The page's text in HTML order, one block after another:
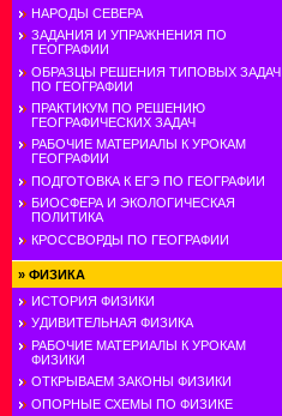
НАРОДЫ СЕВЕРА
ЗАДАНИЯ И УПРАЖНЕНИЯ ПО
ГЕОГРАФИИ
ОБРАЗЦЫ РЕШЕНИЯ ТИПОВЫХ ЗАДАЧ
ПО ГЕОГРАФИИ
ПРАКТИКУМ ПО РЕШЕНИЮ
ГЕОГРАФИЧЕСКИХ ЗАДАЧ
РАБОЧИЕ МАТЕРИАЛЫ К УРОКАМ
ГЕОГРАФИИ
ПОДГОТОВКА К ЕГЭ ПО ГЕОГРАФИИ
БИОСФЕРА И ЭКОЛОГИЧЕСКАЯ
ПОЛИТИКА
КРОССВОРДЫ ПО ГЕОГРАФИИ
» ФИЗИКА
ИСТОРИЯ ФИЗИКИ
УДИВИТЕЛЬНАЯ ФИЗИКА
РАБОЧИЕ МАТЕРИАЛЫ К УРОКАМ
ФИЗИКИ
ОТКРЫВАЕМ ЗАКОНЫ ФИЗИКИ
ОПОРНЫЕ СХЕМЫ ПО ФИЗИКЕ